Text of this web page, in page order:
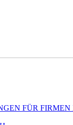
FÜR FIRMEN